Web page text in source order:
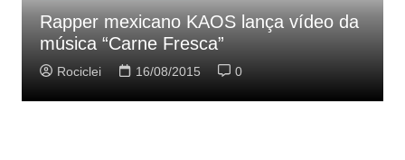
Rapper mexicano KAOS lança vídeo da
música “Carne Fresca”
Rociclei 16/08/2015 0